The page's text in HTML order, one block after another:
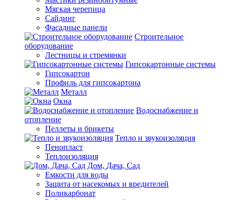
Мягкая черепица
Сайдинг
Фасадные панели
Строительное
оборудование
Лестницы и стремянки
Гипсокартонные системы
Гипсокартон
Профиль для гипсокартона
Металл
Окна
Водоснабжение и
отопление
Пеллеты и брикеты
Тепло и звукоизоляция
Пенопласт
Теплоизоляция
Дом, Дача, Сад
Емкости для воды
Защита от насекомых и вредителей
Поликарбонат